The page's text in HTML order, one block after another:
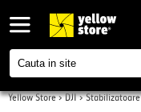
Yellow Store>DJI>Stabilizatoare